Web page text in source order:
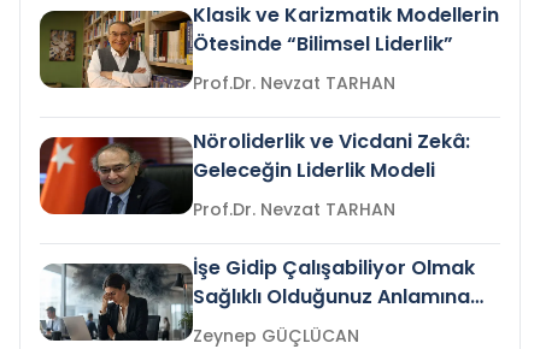
Klasik ve Karizmatik Modellerin
Ötesinde “Bilimsel Liderlik”
Prof.Dr. Nevzat TARHAN
Nöroliderlik ve Vicdani Zekâ:
Geleceğin Liderlik Modeli
Prof.Dr. Nevzat TARHAN
İşe Gidip Çalışabiliyor Olmak
Sağlıklı Olduğunuz Anlamına
Gelir mi?Zeynep GÜÇLÜCAN